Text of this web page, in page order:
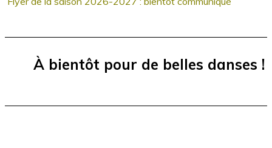
À bientôt pour de belles danses !